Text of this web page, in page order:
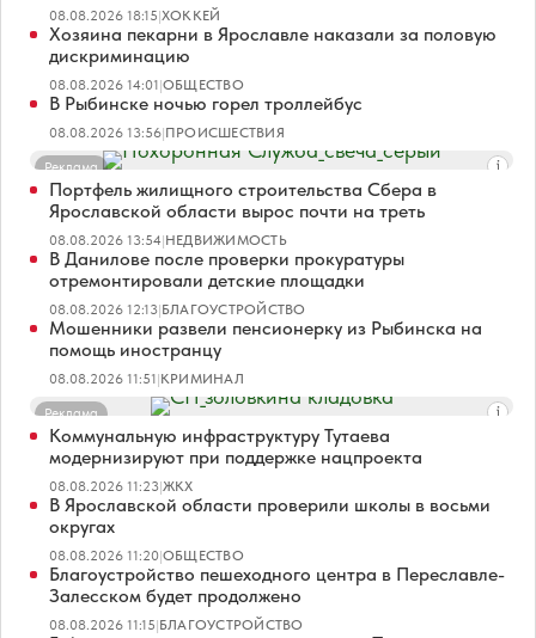
08.08.2026 18:15|ХОККЕЙ
Хозяина пекарни в Ярославле наказали за половую
дискриминацию
08.08.2026 14:01|ОБЩЕСТВО
В Рыбинске ночью горел троллейбус
08.08.2026 13:56|ПРОИСШЕСТВИЯ
Реклама
Портфель жилищного строительства Сбера в
Ярославской области вырос почти на треть
08.08.2026 13:54|НЕДВИЖИМОСТЬ
В Данилове после проверки прокуратуры
отремонтировали детские площадки
08.08.2026 12:13|БЛАГОУСТРОЙСТВО
Мошенники развели пенсионерку из Рыбинска на
помощь иностранцу
08.08.2026 11:51|КРИМИНАЛ
Реклама
Коммунальную инфраструктуру Тутаева
модернизируют при поддержке нацпроекта
08.08.2026 11:23|ЖКХ
В Ярославской области проверили школы в восьми
округах
08.08.2026 11:20|ОБЩЕСТВО
Благоустройство пешеходного центра в Переславле-
Залесском будет продолжено
08.08.2026 11:15|БЛАГОУСТРОЙСТВО